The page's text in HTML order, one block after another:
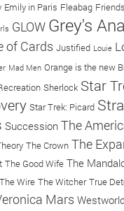
Emily in Paris Fleabag Friends
GLOW Grey's
of Cards Justified Louie
Mad Men Orange is the new
Sherlock Star
Star Trek: Picard
Succession The
The Crown The
The Good Wife The
The Wire The Witcher True
Mars